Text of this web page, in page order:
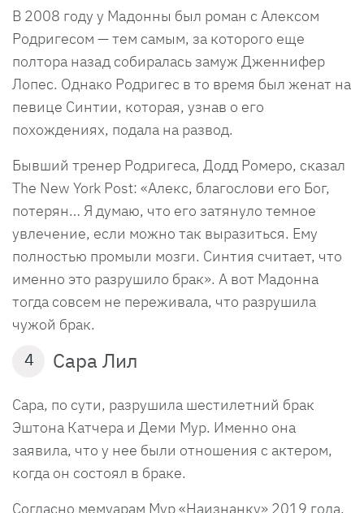
В 2008 году у Мадонны был роман с Алексом
Родригесом — тем самым, за которого еще
полтора назад собиралась замуж Дженнифер
Лопес. Однако Родригес в то время был женат на
певице Синтии, которая, узнав о его
похождениях, подала на развод.
Бывший тренер Родригеса, Додд Ромеро, сказал
The New York Post: «Алекс, благослови его Бог,
потерян… Я думаю, что его затянуло темное
увлечение, если можно так выразиться. Ему
полностью промыли мозги. Синтия считает, что
именно это разрушило брак». А вот Мадонна
тогда совсем не переживала, что разрушила
чужой брак.
4 Сара Лил
Сара, по сути, разрушила шестилетний брак
Эштона Катчера и Деми Мур. Именно она
заявила, что у нее были отношения с актером,
когда он состоял в браке.
Согласно мемуарам Мур «Наизнанку» 2019 года,